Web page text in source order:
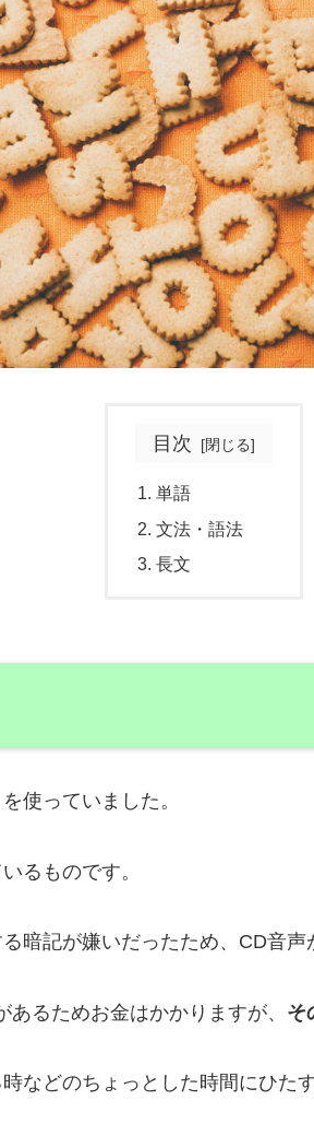
目次
単語
文法・語法
長文
を使っていました。
るものです。
暗記が嫌いだったため、CD音声
るためお金はかかりますが、 そ
などのちょっとした時間にひた